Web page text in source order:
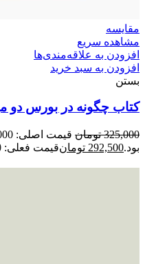
مقایسه
مشاهده سریع
افزودن به علاقه‌مندی‌ها
افزودن به سبد خرید
بستن
کتاب چگونه در بورس دو
325,000 تومان
بود.292,500 تومانقیمت فعلی: 292,500 تومان.